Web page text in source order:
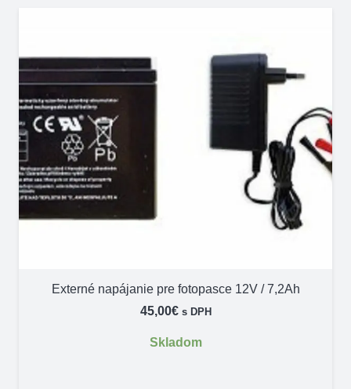
Externé napájanie pre fotopasce 12V / 7,2Ah
45,00€ s DPH
Skladom